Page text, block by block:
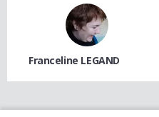
Franceline LEGAND